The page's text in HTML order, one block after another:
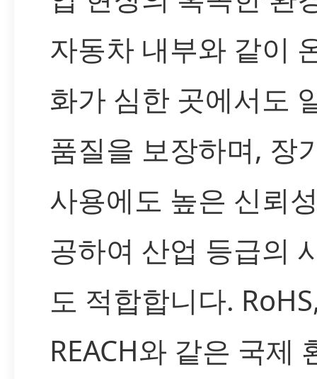
자동차 내부와 같이
화가 심한 곳에서도
품질을 보장하며, 장
사용에도 높은 신뢰
공하여 산업 등급의
도 적합합니다.
REACH와 같은 국제